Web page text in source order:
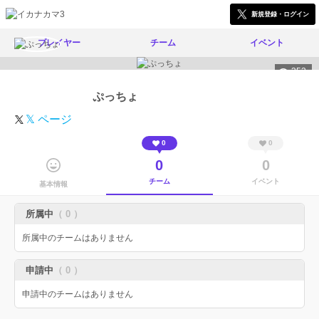
新規登録・ログイン
プレイヤー チーム イベント
353
ぷっちょ
𝕏 ページ
基本情報
0
0
チーム
0
0
イベント
所属中 （ 0 ）
所属中のチームはありません
申請中 （ 0 ）
申請中のチームはありません